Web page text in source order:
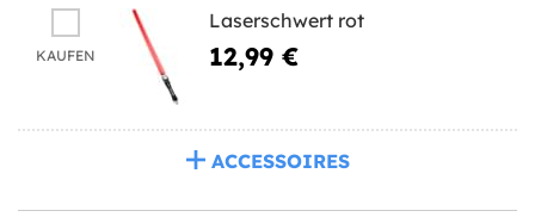
KAUFEN
Laserschwert rot
12,99 €
ACCESSOIRES